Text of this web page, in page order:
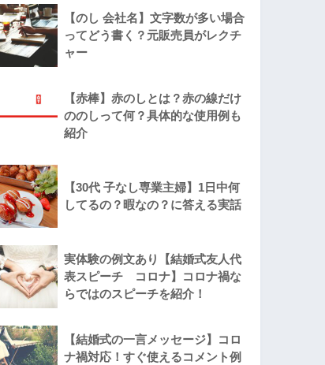
【のし 会社名】文字数が多い場合
ってどう書く？元販売員がレクチ
ャー
【赤棒】赤のしとは？赤の線だけ
ののしって何？具体的な使用例も
紹介
【30代 子なし専業主婦】1日中何
してるの？暇なの？に答える実話
実体験の例文あり【結婚式友人代
表スピーチ コロナ】コロナ禍な
らではのスピーチを紹介！
【結婚式の一言メッセージ】コロ
ナ禍対応！すぐ使えるコメント例